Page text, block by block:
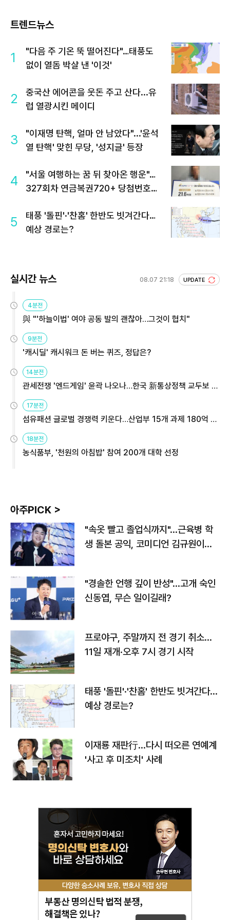
트렌드뉴스
1
"다음 주 기온 뚝 떨어진다"…태풍도
없이 열돔 박살 낸 '이것'
2
중국산 에어콘을 웃돈 주고 산다...유
럽 열광시킨 메이디
3
"이재명 탄핵, 얼마 안 남았다"...'윤석
열 탄핵' 맞힌 무당, '성지글' 등장
4
"서울 여행하는 꿈 뒤 찾아온 행운"…
327회차 연금복권720+ 당첨번호조
5
태풍 '돌핀'·'찬홈' 한반도 빗겨간다…
예상 경로는?
실시간 뉴스 08.07 21:18 UPDATE
4분전
與 "'하늘이법' 여야 공동 발의 괜찮아…그것이 협치"
9분전
'캐시딜' 캐시워크 돈 버는 퀴즈, 정답은?
14분전
관세전쟁 '엔드게임' 윤곽 나오나…한국 新통상정책 교두보 활
17분전
섬유패션 글로벌 경쟁력 키운다…산업부 15개 과제 180억 지
18분전
농식품부, '천원의 아침밥' 참여 200개 대학 선정
아주PICK >
"속옷 빨고 졸업식까지"…근육병 학
생 돌본 공익, 코미디언 김규원이었
"경솔한 언행 깊이 반성"…고개 숙인
신동엽, 무슨 일이길래?
프로야구, 주말까지 전 경기 취소…
11일 재개·오후 7시 경기 시작
태풍 '돌핀'·'찬홈' 한반도 빗겨간다…
예상 경로는?
이재룡 재판行…다시 떠오른 연예계
'사고 후 미조치' 사례